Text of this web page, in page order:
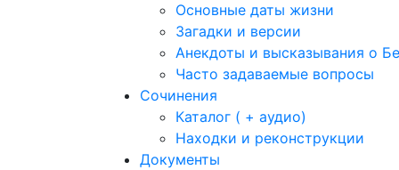
Основные даты жизни
Загадки и версии
Анекдоты и высказывания о
Часто задаваемые вопросы
Сочинения
Каталог ( + аудио)
Находки и реконструкции
Документы